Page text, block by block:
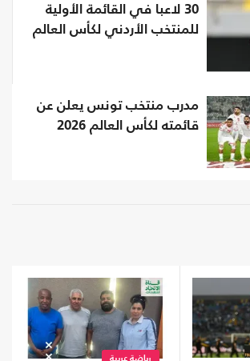
30 لاعبا في القائمة الأولية
للمنتخب الأردني لكأس العالم
مدرب منتخب تونس يعلن عن
قائمته لكأس العالم 2026
رياضة عربية